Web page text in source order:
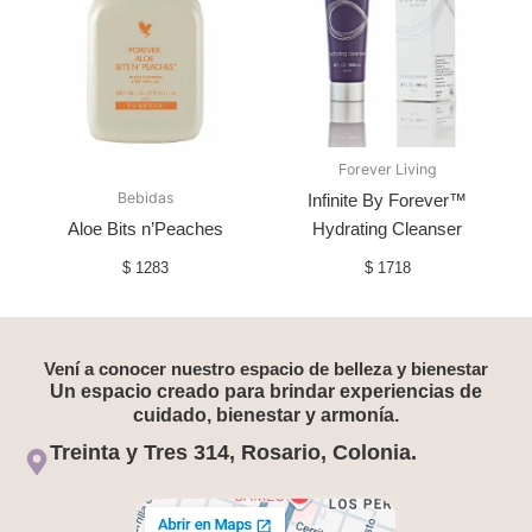
Bebidas
Aloe Bits n’Peaches
$1283
Forever Living
Infinite By Forever™
Hydrating Cleanser
$1718
Vení a conocer nuestro espacio de belleza y bienestar
Un espacio creado para brindar experiencias de
cuidado, bienestar y armonía.
Treinta y Tres 314, Rosario, Colonia.